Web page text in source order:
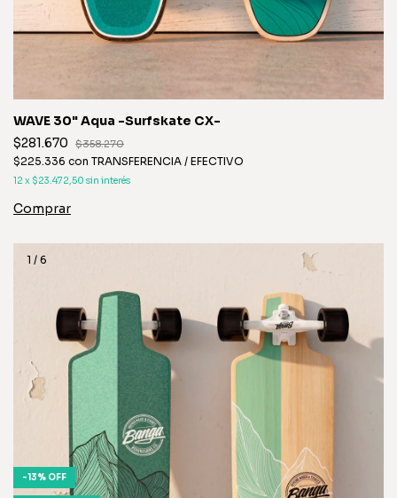
WAVE 30" Aqua -Surfskate CX-
$281.670
$358.270
$225.336 con TRANSFERENCIA / EFECTIVO
12 x $23.472,50 sin interés
1 / 6
-13% OFF